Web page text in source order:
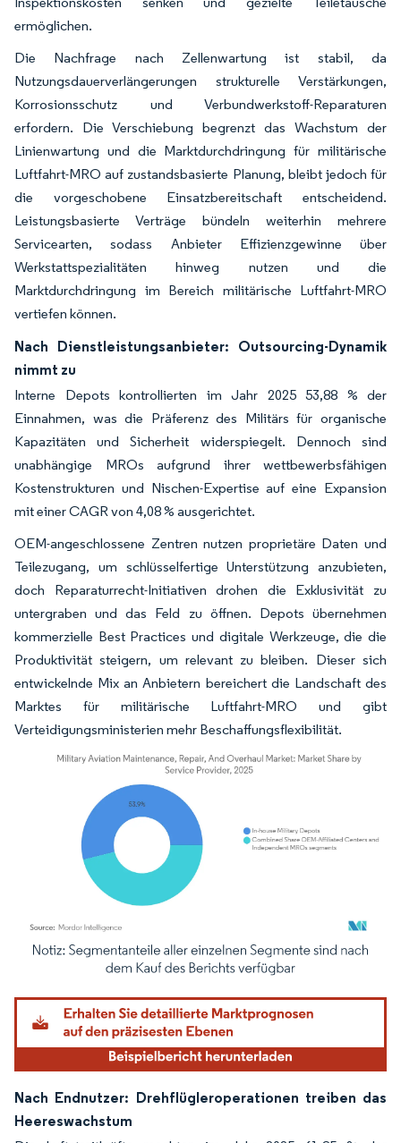
ermöglichen.
Die Nachfrage nach Zellenwartung ist stabil, da
Nutzungsdauerverlängerungen strukturelle Verstärkungen,
Korrosionsschutz und Verbundwerkstoff-Reparaturen
erfordern. Die Verschiebung begrenzt das Wachstum der
Linienwartung und die Marktdurchdringung für militärische
Luftfahrt-MRO auf zustandsbasierte Planung, bleibt jedoch für
die vorgeschobene Einsatzbereitschaft entscheidend.
Leistungsbasierte Verträge bündeln weiterhin mehrere
Servicearten, sodass Anbieter Effizienzgewinne über
Werkstattspezialitäten hinweg nutzen und die
Marktdurchdringung im Bereich militärische Luftfahrt-MRO
vertiefen können.
Nach Dienstleistungsanbieter: Outsourcing-Dynamik
nimmt zu
Interne Depots kontrollierten im Jahr 2025 53,88 % der
Einnahmen, was die Präferenz des Militärs für organische
Kapazitäten und Sicherheit widerspiegelt. Dennoch sind
unabhängige MROs aufgrund ihrer wettbewerbsfähigen
Kostenstrukturen und Nischen-Expertise auf eine Expansion
mit einer CAGR von 4,08 % ausgerichtet.
OEM-angeschlossene Zentren nutzen proprietäre Daten und
Teilezugang, um schlüsselfertige Unterstützung anzubieten,
doch Reparaturrecht-Initiativen drohen die Exklusivität zu
untergraben und das Feld zu öffnen. Depots übernehmen
kommerzielle Best Practices und digitale Werkzeuge, die die
Produktivität steigern, um relevant zu bleiben. Dieser sich
entwickelnde Mix an Anbietern bereichert die Landschaft des
Marktes für militärische Luftfahrt-MRO und gibt
Verteidigungsministerien mehr Beschaffungsflexibilität.
Bild © Mordor Intelligence. Wiederverwendung erfordert Namensnennung
Nach Endnutzer: Drehflügleroperationen treiben das
Heereswachstum